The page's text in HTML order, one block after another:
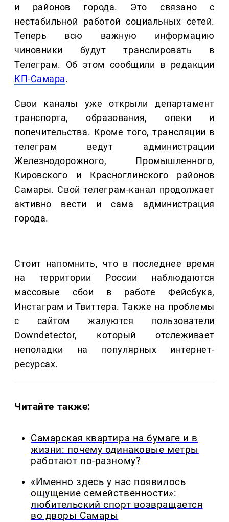
и районов города. Это связано с
нестабильной работой социальных сетей.
Теперь всю важную информацию
чиновники будут транслировать в
Телеграм. Об этом сообщили в редакции
КП-Самара.
Свои каналы уже открыли департамент
транспорта, образования, опеки и
попечительства. Кроме того, трансляции в
телеграм ведут администрации
Железнодорожного, Промышленного,
Кировского и Красноглинского районов
Самары. Свой телеграм-канал продолжает
активно вести и сама администрация
города.
Стоит напомнить, что в последнее время
на территории России наблюдаются
массовые сбои в работе Фейсбука,
Инстаграм и Твиттера. Также на проблемы
с сайтом жалуются пользователи
Downdetector, который отслеживает
неполадки на популярных интернет-
ресурсах.
Читайте также:
Самарская квартира на бумаге и в
жизни: почему одинаковые метры
работают по-разному?
«Именно здесь у нас появилось
ощущение семейственности»:
любительский спорт возвращается
во дворы Самары